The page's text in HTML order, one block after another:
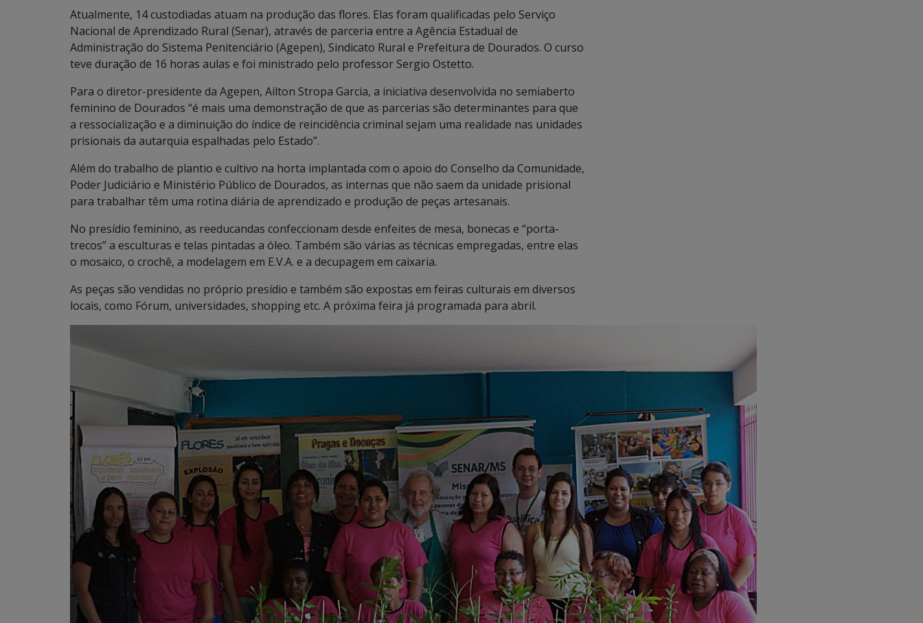
Atualmente, 14 custodiadas atuam na produção das flores. Elas foram qualificadas pelo Serviço
Nacional de Aprendizado Rural (Senar), através de parceria entre a Agência Estadual de
Administração do Sistema Penitenciário (Agepen), Sindicato Rural e Prefeitura de Dourados. O curso
teve duração de 16 horas aulas e foi ministrado pelo professor Sergio Ostetto.
Para o diretor-presidente da Agepen, Ailton Stropa Garcia, a iniciativa desenvolvida no semiaberto
feminino de Dourados “é mais uma demonstração de que as parcerias são determinantes para que
a ressocialização e a diminuição do índice de reincidência criminal sejam uma realidade nas unidades
prisionais da autarquia espalhadas pelo Estado”.
Além do trabalho de plantio e cultivo na horta implantada com o apoio do Conselho da Comunidade,
Poder Judiciário e Ministério Público de Dourados, as internas que não saem da unidade prisional
para trabalhar têm uma rotina diária de aprendizado e produção de peças artesanais.
No presídio feminino, as reeducandas confeccionam desde enfeites de mesa, bonecas e “porta-
trecos” a esculturas e telas pintadas a óleo. Também são várias as técnicas empregadas, entre elas
o mosaico, o crochê, a modelagem em E.V.A. e a decupagem em caixaria.
As peças são vendidas no próprio presídio e também são expostas em feiras culturais em diversos
locais, como Fórum, universidades, shopping etc. A próxima feira já programada para abril.